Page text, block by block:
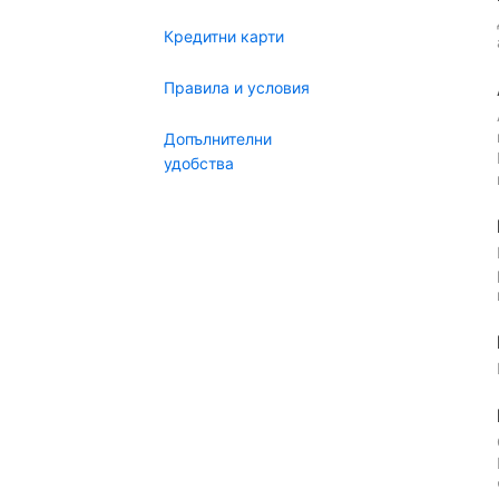
Кредитни карти
Правила и условия
Допълнителни
удобства